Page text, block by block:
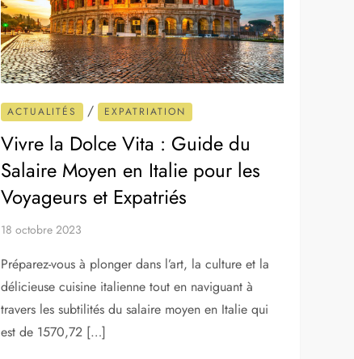
ACTUALITÉS / EXPATRIATION
Vivre la Dolce Vita : Guide du
Salaire Moyen en Italie pour les
Voyageurs et Expatriés
18 octobre 2023
Préparez-vous à plonger dans l’art, la culture et la
délicieuse cuisine italienne tout en naviguant à
travers les subtilités du salaire moyen en Italie qui
est de 1570,72 […]